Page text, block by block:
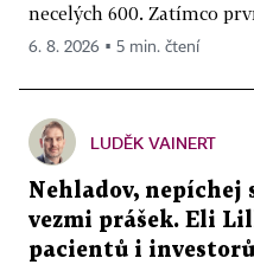
necelých 600. Zatímco
6. 8. 2026 ▪ 5 min. čtení
LUDĚK VAINERT
Nehladov, nepíchej
vezmi prášek. Eli
pacientů i investorů